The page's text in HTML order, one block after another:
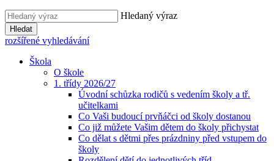
Hledaný výraz
Hledat
rozšířené vyhledávání
Škola
O škole
1. třídy 2026/27
Úvodní schůzka rodičů s vedením školy a tř.
učitelkami
Co Vaši budoucí prvňáčci od školy dostanou
Co již můžete Vašim dětem do školy přichystat
Co dělat s dětmi přes prázdniny před vstupem do
školy